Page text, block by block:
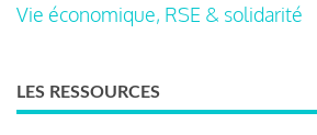
Vie économique, RSE & solidarité
LES RESSOURCES